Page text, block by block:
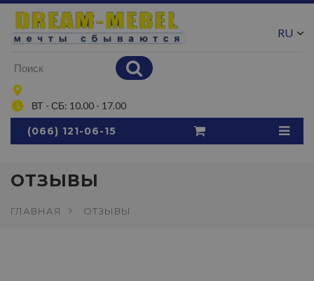
ВТ - СБ: 10.00 - 17.00
RU
(066) 121-06-15
ОТЗЫВЫ
ГЛАВНАЯ ОТЗЫВЫ